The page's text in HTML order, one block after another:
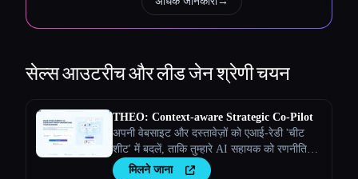
सेल्स आउटरीच और लीड जेनश्रेणी चयन
THEO: Context-aware Strategic Co-Pilot
अपनी वेबसाइट और दस्तावेज़ों को एआई-रेडी 'चीट
शीट' में बदलें, ताकि तुम्हारे AI सहायक को रणनीतिक
पार्टनर बनाया जा सके
मिलने जाना